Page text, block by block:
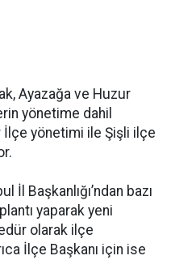
Ayazağa ve Huzur
yönetime dahil
İlçe yönetimi ile Şişli ilçe
İl Başkanlığı’ndan bazı
yaparak yeni
olarak ilçe
İlçe Başkanı için ise